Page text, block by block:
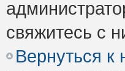
свяжитесь с
Вернуться к